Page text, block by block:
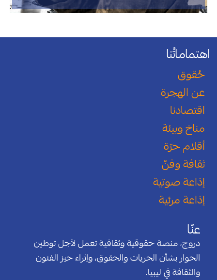
اهتماماتُنا
حُقوق
عن الهجرة
اقتصادنا
مناخ وبيئة
أقلام حرّة
ثقافة وفنّ
إذاعة صوتية
إذاعة مرئية
عنّا
دروج، منصة حقوقية وثقافية تعمل لأجل توطين
الحوار بشأن الحريات والحقوق، وإثراء حيز الفنون
والثقافة في ليبيا.